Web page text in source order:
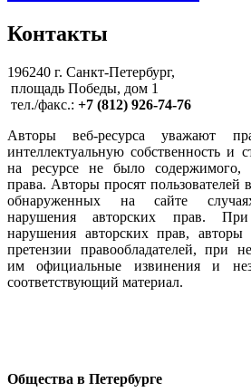
Контакты
196240 г. Санкт-Петербург,
площадь Победы, дом 1
тел./факс.: +7 (812) 926-74-76
Авторы веб-ресурса уважают
интеллектуальную собственность и
на ресурсе не было содержимого,
права. Авторы просят пользователей
обнаруженных на сайте
нарушения авторских прав.
нарушения авторских прав, авторы
претензии правообладателей, при
им официальные извинения и
соответствующий материал.
Общества в Петербурге